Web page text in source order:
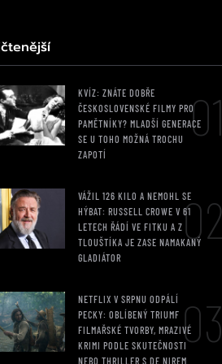
KVÍZ: ZNÁTE DOBŘE
ČESKOSLOVENSKÉ FILMY PRO
PAMĚTNÍKY? MLADŠÍ GENERACE
SE U TOHO MOŽNÁ TROCHU
ZAPOTÍ
01
VÁŽIL 126 KILO A NEMOHL SE
HÝBAT: RUSSELL CROWE V 61
LETECH ŘÁDÍ VE FITKU A Z
TLOUŠTÍKA JE ZASE NAMAKANÝ
GLADIÁTOR
02
NETFLIX V SRPNU ODPÁLÍ
PECKY: OBLÍBENÝ TRIUMF
FILMAŘSKÉ TVORBY, MRAZIVÉ
KRIMI PODLE SKUTEČNOSTI
NEBO THRILLER S DE NIREM
03